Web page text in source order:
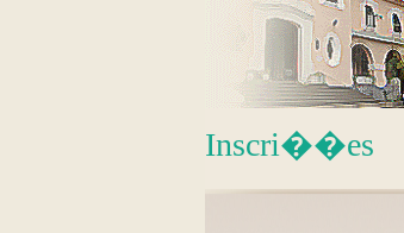
Inscri��es